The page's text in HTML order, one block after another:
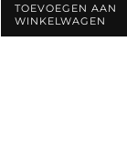
TOEVOEGEN AAN
WINKELWAGEN